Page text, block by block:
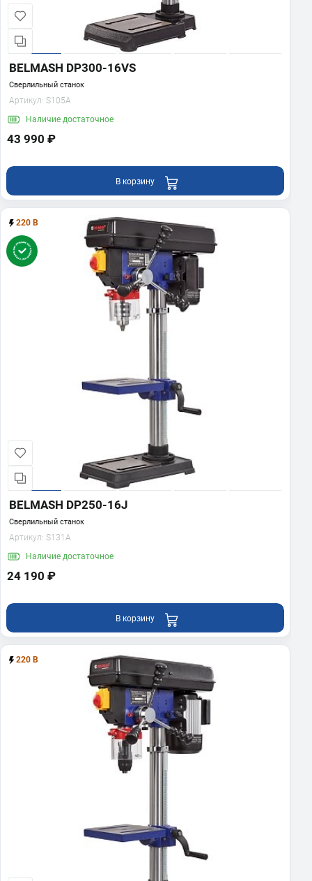
BELMASH DP300-16VS
Сверлильный станок
Артикул: S105A
Наличие достаточное
43 990 ₽
В корзину
220 В
BELMASH DP250-16J
Сверлильный станок
Артикул: S131A
Наличие достаточное
24 190 ₽
В корзину
220 В